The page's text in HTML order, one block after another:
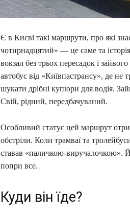
Є в Києві такі маршрути, про які
чотирнадцятий» — це саме та
вокзал без трьох пересадок і
автобус від «Київпастрансу», де не
шукати дрібні купюри для водія.
Свій, рідний, передбачуваний.
Особливий статус цей маршрут
обстріли. Коли трамваї та
ставав «паличкою-виручалочкою».
попри все.
Куди він їде?